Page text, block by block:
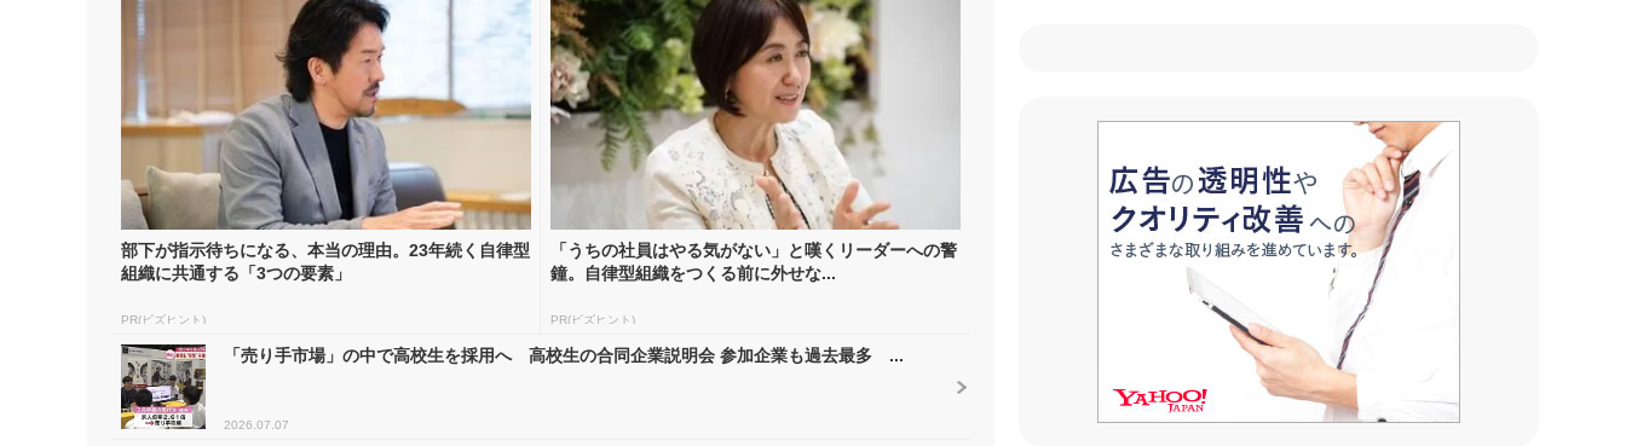
部下が指示待ちになる、本当の理由。23年続く自律型
組織に共通する「3つの要素」
PR(ビズヒント)
「うちの社員はやる気がない」と嘆くリーダーへの警
鐘。自律型組織をつくる前に外せな...
PR(ビズヒント)
「売り手市場」の中で高校生を採用へ 高校生の合同企業説明会 参加企業も過去最多 ...
2026.07.07